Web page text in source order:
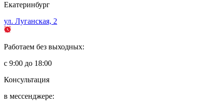
Екатеринбург
ул. Луганская, 2
Работаем без выходных:
с 9:00 до 18:00
Консультация
в мессенджере: